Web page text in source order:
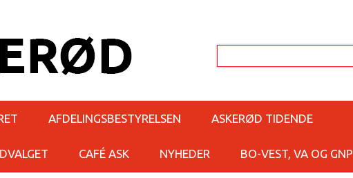
AFDELINGSBESTYRELSEN ASKERØD TIDENDE
CAFÉ ASK NYHEDER BO-VEST, VA OG GNP